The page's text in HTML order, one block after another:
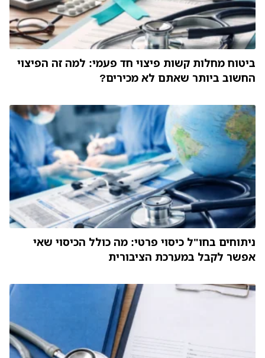
ביטוח מחלות קשות פיצוי חד פעמי: למה זה הפיצוי
החשוב ביותר שאתם לא מכירים?
ניתוחים בחו"ל כיסוי פרטי: מה כולל הכיסוי שאי
אפשר לקבל במערכת הציבורית